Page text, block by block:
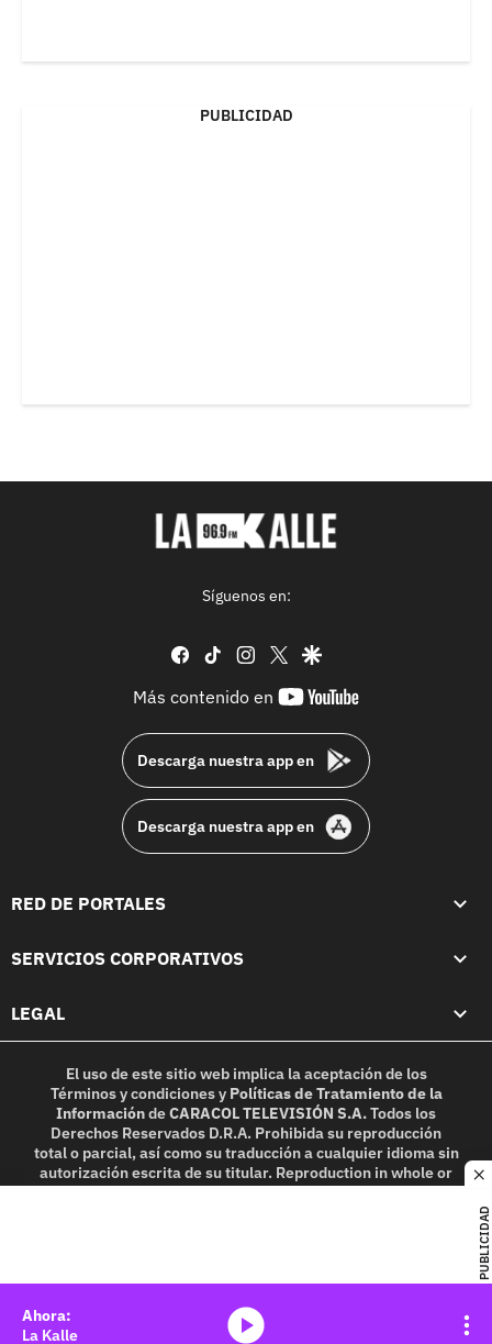
PUBLICIDAD
PUBLICIDAD
Síguenos en:
facebook
tiktok instagram
twittergoogle
Más contenido en
youtube-
Descarga nuestra app en
Descarga nuestra app en
RED DE PORTALES
SERVICIOS CORPORATIVOS
LEGAL
El uso de este sitio web implica la aceptación de los
Términos y condicionesy Políticas de Tratamiento de la
InformacióndeCARACOL TELEVISIÓN S.A.Todos los
Derechos Reservados D.R.A. Prohibida su reproducción
total o parcial, así como su traducción a cualquier idioma sin
autorización escrita de su titular. Reproduction in whole or
in part, or translation without written permission is
La Kalle